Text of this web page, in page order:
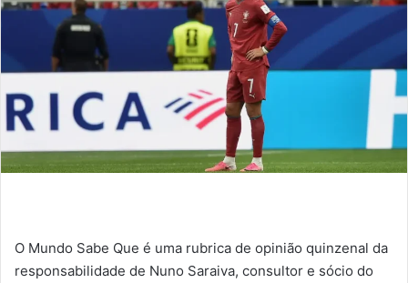
O Mundo Sabe Que é uma rubrica de opinião quinzenal da
responsabilidade de Nuno Saraiva, consultor e sócio do